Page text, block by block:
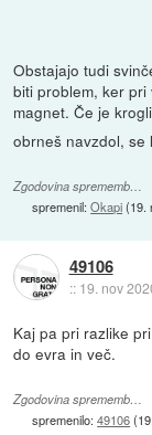
Obstajajo tudi
biti problem, ker
magnet. Če je
obrneš navzdol, se
Zgodovina sprememb…
spremenil:Okapi(19.
49106
:: 19. nov
Kaj pa pri razlike
do evra in več.
Zgodovina sprememb…
spremenilo:49106(